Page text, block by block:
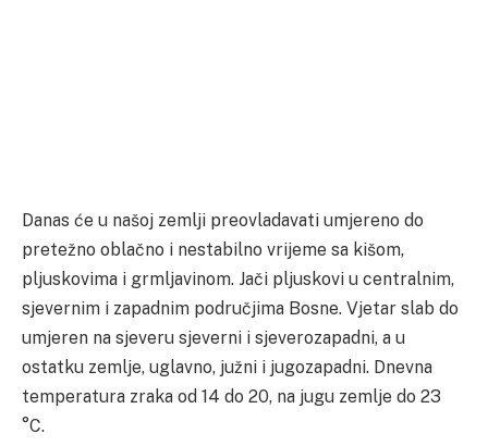
Danas će u našoj zemlji preovladavati umjereno do
pretežno oblačno i nestabilno vrijeme sa kišom,
pljuskovima i grmljavinom. Jači pljuskovi u centralnim,
sjevernim i zapadnim područjima Bosne. Vjetar slab do
umjeren na sjeveru sjeverni i sjeverozapadni, a u
ostatku zemlje, uglavno, južni i jugozapadni. Dnevna
temperatura zraka od 14 do 20, na jugu zemlje do 23
°C.